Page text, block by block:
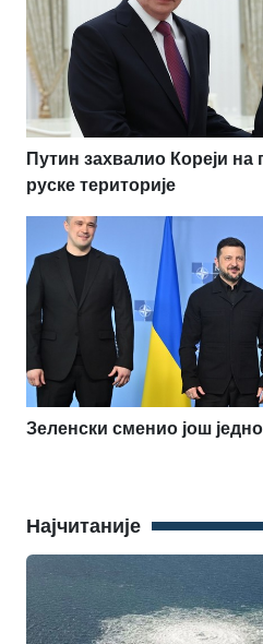
Путин захвалио Кореји
руске територије
Зеленски сменио још
Најчитаније